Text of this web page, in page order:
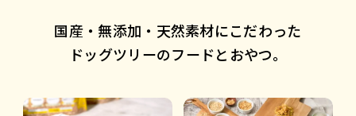
国産・無添加・天然素材にこだわった
ドッグツリーのフードとおやつ。